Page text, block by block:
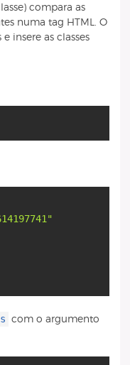
compara as
numa tag HTML. O
insere as classes
com o argumento